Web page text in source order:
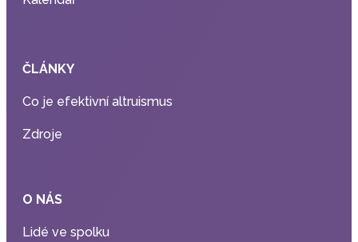
ČLÁNKY
Co je efektivní altruismus
Zdroje
O NÁS
Lidé ve spolku